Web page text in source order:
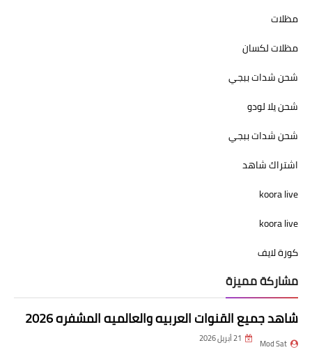
مظلات
مظلات لكسان
شحن شدات ببجي
شحن يلا لودو
شحن شدات ببجي
اشتراك شاهد
koora live
koora live
كورة لايف
مشاركة مميزة
شاهد جميع القنوات العربيه والعالميه المشفره 2026
Mod Sat 21 أبريل 2026